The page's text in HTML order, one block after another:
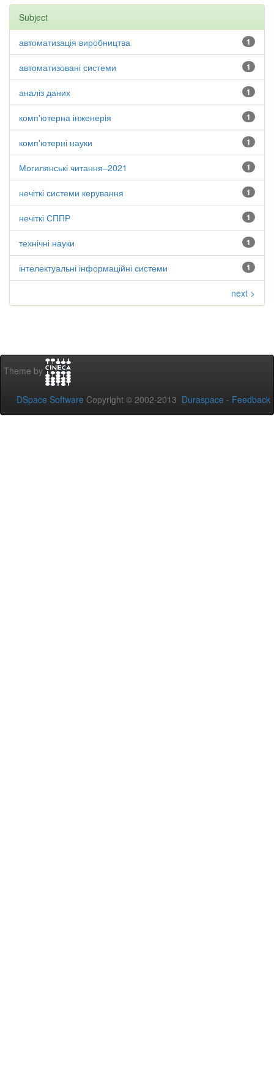
Subject
1
автоматизація виробництва
1
автоматизовані системи
1
аналіз даних
1
комп'ютерна інженерія
1
комп'ютерні науки
1
Могилянські читання–2021
1
нечіткі системи керування
1
нечіткі СППР
1
технічні науки
1
інтелектуальні інформаційні системи
next >
Theme by
DSpace Software Copyright © 2002-2013 Duraspace - Feedback